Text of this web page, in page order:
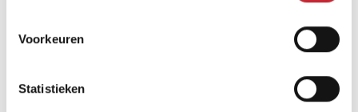
Voorkeuren
Statistieken